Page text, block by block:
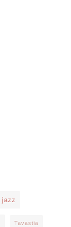
jazz
Tavastia